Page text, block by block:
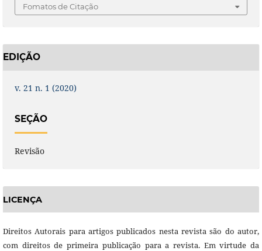
Fomatos de Citação
EDIÇÃO
v. 21 n. 1 (2020)
SEÇÃO
Revisão
LICENÇA
Direitos Autorais para artigos publicados nesta revista são do autor,
com direitos de primeira publicação para a revista. Em virtude da